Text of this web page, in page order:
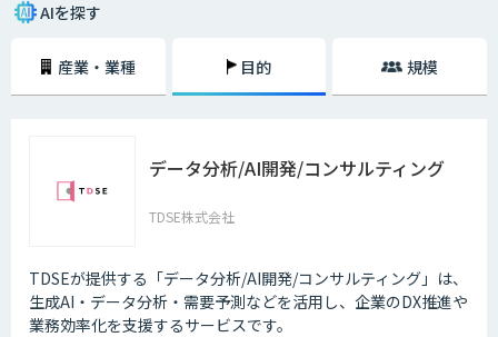
AIを探す
産業・業種 目的 規模
データ分析/AI開発/コンサルティング
TDSE株式会社
TDSEが提供する「データ分析/AI開発/コンサルティング」は、
生成AI・データ分析・需要予測などを活用し、企業のDX推進や
業務効率化を支援するサービスです。